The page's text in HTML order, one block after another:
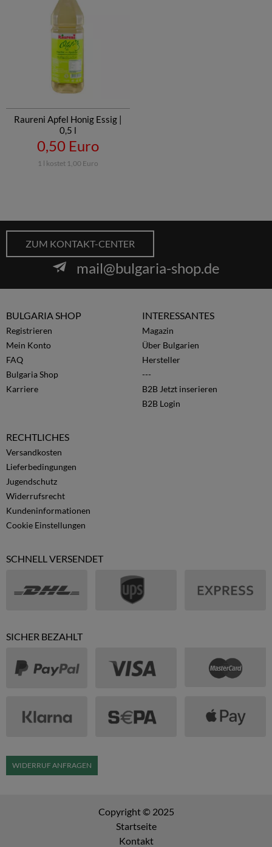
Raureni Apfel Honig Essig |
0,5 l
0,50 Euro
1 l kostet 1,00 Euro
ZUM KONTAKT-CENTER
mail@bulgaria-shop.de
BULGARIA SHOP
Registrieren
Mein Konto
FAQ
Bulgaria Shop
Karriere
INTERESSANTES
Magazin
Über Bulgarien
Hersteller
---
B2B Jetzt inserieren
B2B Login
RECHTLICHES
Versandkosten
Lieferbedingungen
Jugendschutz
Widerrufsrecht
Kundeninformationen
Cookie Einstellungen
SCHNELL VERSENDET
SICHER BEZAHLT
WIDERRUF ANFRAGEN
Copyright © 2025
Startseite
Kontakt